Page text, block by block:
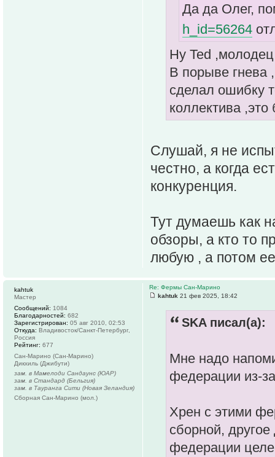
Да да Олег,
h_id=56264
Ну Ted
В порыве гнева
сделал ошибку
коллектива
Слушай, я не
честно, а когда
конкуренция.
Тут думаешь как
обзоры, а кто то
любую , а потом
Re: Фермы Сан-Марино
kahtuk 21 фев 2025, 18:42
SKA писал(а):
Мне надо
федерации из-
Хрен с этими
сборной,
федерации
kahtuk
Мастер
Сообщений: 1084
Благодарностей: 682
Зарегистрирован: 05 авг 2010, 02:53
Откуда: Владивосток/Санкт-Петербург,
Россия
Рейтинг: 677
Сан-Марино (Сан-Марино)
Дикхиль (Джибути)
зам. в Мамелоди Сандаунс (ЮАР)
зам. в Стандард (Бельгия)
зам. в Тауранга Сити (Новая Зеландия)
Сборная Сан-Марино (мол.)